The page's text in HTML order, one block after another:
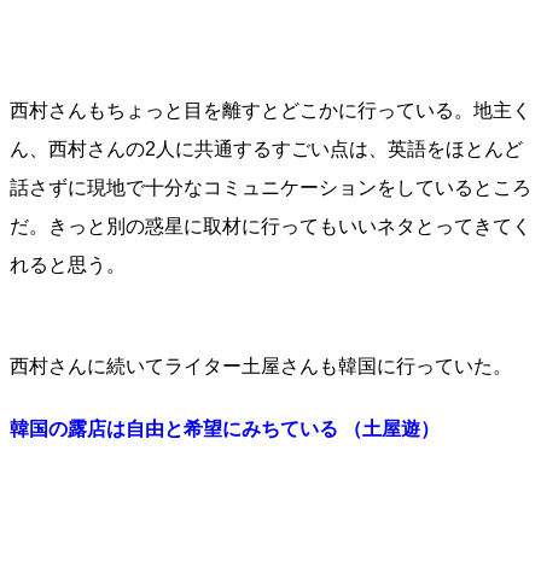
西村さんもちょっと目を離すとどこかに行っている。地主く
ん、西村さんの2人に共通するすごい点は、英語をほとんど
話さずに現地で十分なコミュニケーションをしているところ
だ。きっと別の惑星に取材に行ってもいいネタとってきてく
れると思う。
西村さんに続いてライター土屋さんも韓国に行っていた。
韓国の露店は自由と希望にみちている （土屋遊）